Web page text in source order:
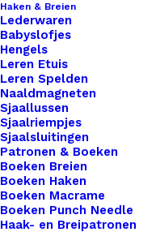
Haken & Breien
Lederwaren
Babyslofjes
Hengels
Leren Etuis
Leren Spelden
Naaldmagneten
Sjaallussen
Sjaalriempjes
Sjaalsluitingen
Patronen & Boeken
Boeken Breien
Boeken Haken
Boeken Macrame
Boeken Punch Needle
Haak- en Breipatronen
afmeting:20mm x
8 op voorraad
Bril
Koord
Eindjes
Per
Twee
Stuks
Aqua
Toevoegen aan